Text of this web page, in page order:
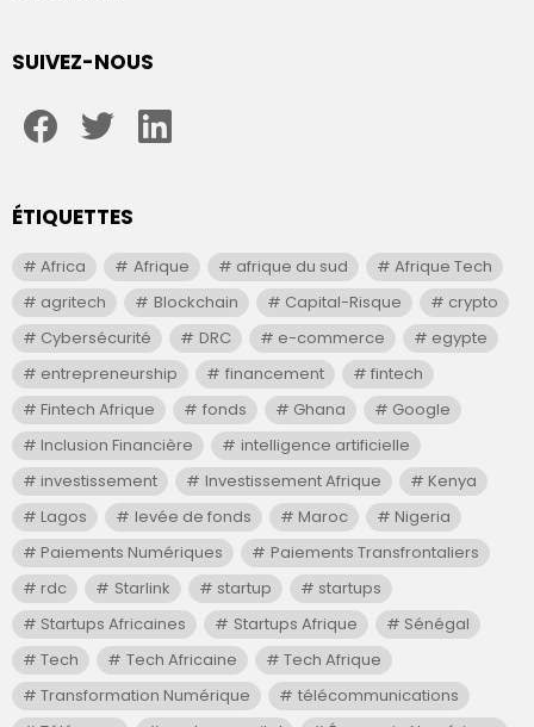
SUIVEZ-NOUS
ÉTIQUETTES
Africa Afrique afrique du sud
Afrique Tech
agritech
Blockchain Capital-Risque
crypto
Cybersécurité
DRC e-commerce
egypte
entrepreneurship
financement
fintech
Fintech Afrique
fonds Ghana
Google
Inclusion Financière
intelligence artificielle
investissement
Investissement Afrique
Kenya
Lagos
levée de fonds Maroc
Nigeria
Paiements Numériques
Paiements Transfrontaliers
rdc
Starlink startup
startups
Startups Africaines
Startups Afrique
Sénégal
Tech
Tech Africaine
Tech Afrique
Transformation Numérique
télécommunications